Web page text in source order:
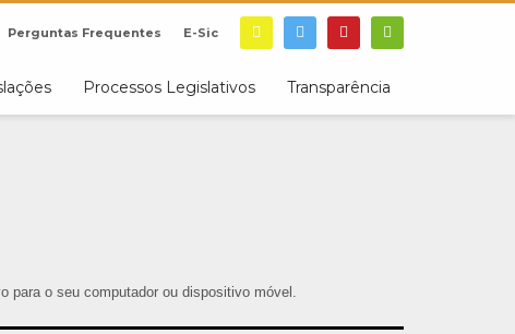
Perguntas Frequentes E-Sic
Processos Legislativos Transparência
para o seu computador ou dispositivo móvel.